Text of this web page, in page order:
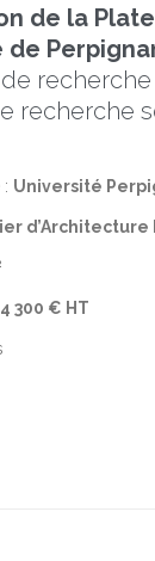
de la
de
recherche
: Université
d’Architecture
300 € HT